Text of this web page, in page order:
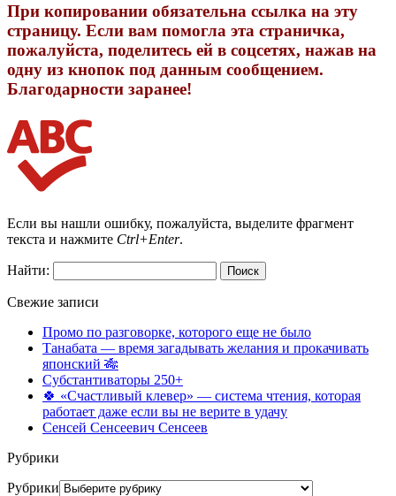
При копировании обязательна ссылка на эту
страницу. Если вам помогла эта страничка,
пожалуйста, поделитесь ей в соцсетях, нажав на
одну из кнопок под данным сообщением.
Благодарности заранее!
Если вы нашли ошибку, пожалуйста, выделите фрагмент
текста и нажмите Ctrl+Enter.
Найти:
Свежие записи
Промо по разговорке, которого еще не было
Танабата — время загадывать желания и прокачивать
японский 🎋
Субстантиваторы 250+
🍀 «Счастливый клевер» — система чтения, которая
работает даже если вы не верите в удачу
Сенсей Сенсеевич Сенсеев
Рубрики
Рубрики